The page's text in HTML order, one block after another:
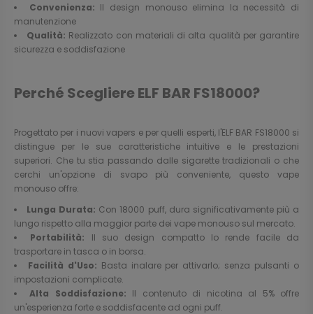
Convenienza: Il design monouso elimina la necessità di
manutenzione
Qualità: Realizzato con materiali di alta qualità per garantire
sicurezza e soddisfazione
Perché Scegliere ELF BAR FS18000?
Progettato per i nuovi vapers e per quelli esperti, l'ELF BAR FS18000 si
distingue per le sue caratteristiche intuitive e le prestazioni
superiori. Che tu stia passando dalle sigarette tradizionali o che
cerchi un'opzione di svapo più conveniente, questo vape
monouso offre:
Lunga Durata: Con 18000 puff, dura significativamente più a
lungo rispetto alla maggior parte dei vape monouso sul mercato.
Portabilità: Il suo design compatto lo rende facile da
trasportare in tasca o in borsa.
Facilità d'Uso: Basta inalare per attivarlo; senza pulsanti o
impostazioni complicate.
Alta Soddisfazione: Il contenuto di nicotina al 5% offre
un'esperienza forte e soddisfacente ad ogni puff.